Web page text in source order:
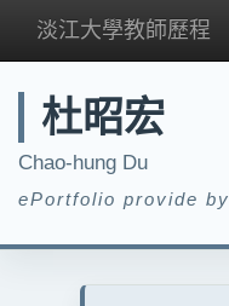
淡江大學教師歷程
杜昭宏
Chao-hung Du
ePortfolio provide by